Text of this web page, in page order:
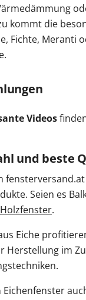
kommt die
Fichte, Meranti
Videos
und beste
Seien es
Holzfenster.
Eiche
Herstellung im